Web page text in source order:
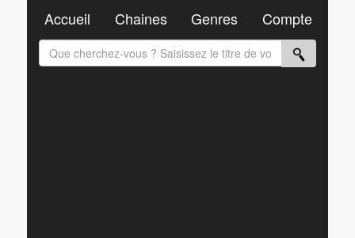
Accueil Chaines Genres Compte